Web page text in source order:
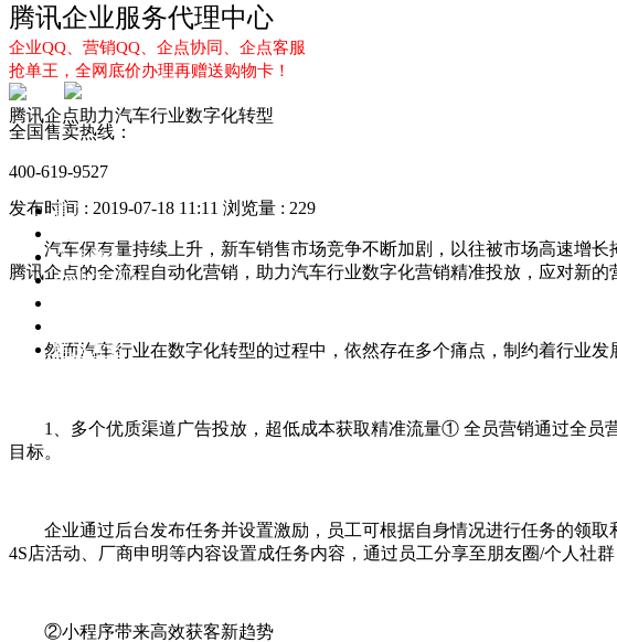
腾讯企业服务代理中心
企业QQ、营销QQ、企点协同、企点客服
抢单王，全网底价办理再赠送购物卡！
全国售卖热线：
400-619-9527
首页
企点服务
企业QQ2.0
解决方案
腾讯企点助力汽车行业数字化转型
发布时间 : 2019-07-18 11:11 浏览量 : 229
汽车保有量持续上升，新车销售市场竞争不断加剧，以往被市场高速增长
腾讯企点的全流程自动化营销，助力汽车行业数字化营销精准投放，应对新的
然而汽车行业在数字化转型的过程中，依然存在多个痛点，制约着行业发
1、多个优质渠道广告投放，超低成本获取精准流量① 全员营销通过全员
目标。
企业通过后台发布任务并设置激励，员工可根据自身情况进行任务的领取
4S店活动、厂商申明等内容设置成任务内容，通过员工分享至朋友圈/个人社群
②小程序带来高效获客新趋势